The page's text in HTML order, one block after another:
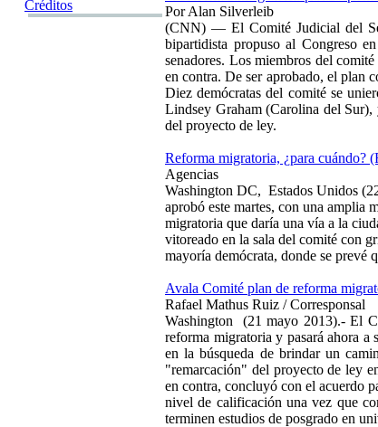
Créditos
Por Alan Silverleib
(CNN) — El Comité Judicial del
bipartidista propuso al Congreso
senadores. Los miembros del
en contra. De ser aprobado, el plan
Diez demócratas del comité se
Lindsey Graham (Carolina del
del proyecto de ley.
Reforma migratoria, ¿para cuándo?
Agencias
Washington DC, Estados Unidos
aprobó este martes, con una amplia
migratoria que daría una vía a la
vitoreado en la sala del comité con
mayoría demócrata, donde se prevé
Avala Comité plan de reforma
Rafael Mathus Ruiz / Corresponsal
Washington
(21 mayo 2013).- El
reforma migratoria y pasará ahora a
en la búsqueda de brindar un
"remarcación" del proyecto de ley
en contra, concluyó con el acuerdo
nivel de calificación una vez que
terminen estudios de posgrado en